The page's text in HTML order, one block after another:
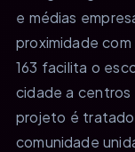
e médias
proximidade
163 facilita o
cidade a centros
projeto é tratado
comunidade